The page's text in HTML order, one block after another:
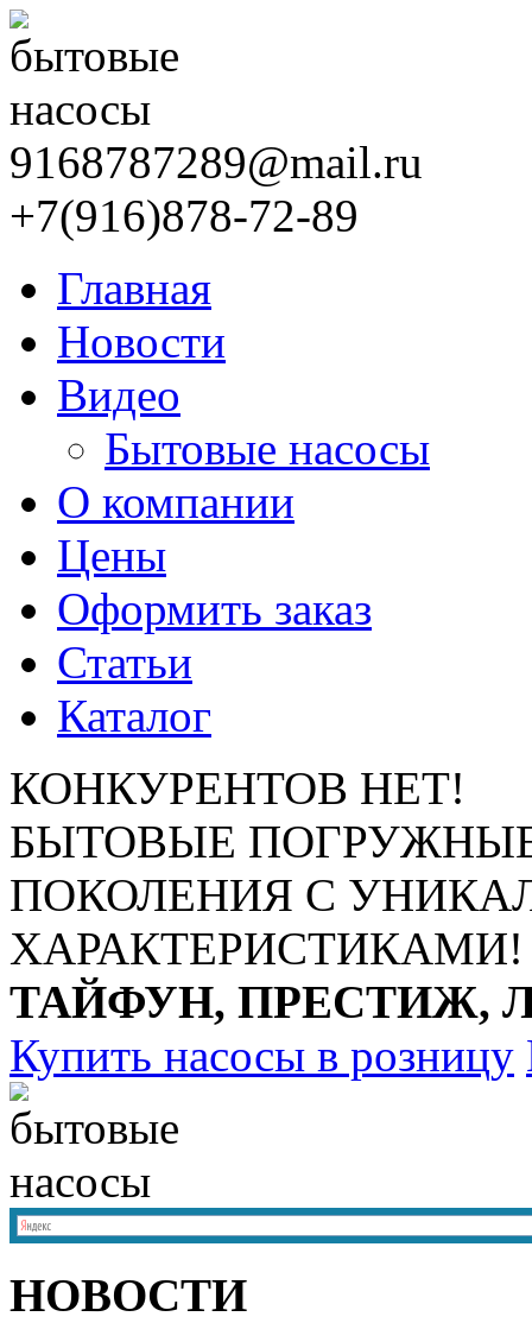
9168787289@mail.ru
+7(916)878-72-89
Главная
Новости
Видео
Бытовые насосы
О компании
Цены
Оформить заказ
Статьи
Каталог
КОНКУРЕНТОВ НЕТ!
БЫТОВЫЕ
ПОКОЛЕНИЯ С
ХАРАКТЕРИСТИКАМИ!
ТАЙФУН, ПРЕСТИЖ,
Купить насосы в розницу
НОВОСТИ